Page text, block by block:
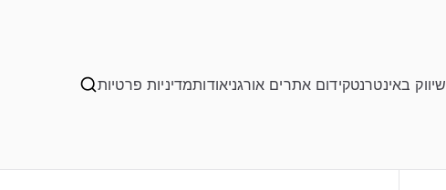
שיווק באינטרנטקידום אתרים אורגניאודותמדיניות פרטיות